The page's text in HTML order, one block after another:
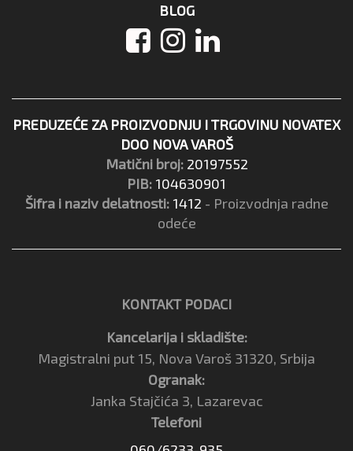
BLOG
PREDUZEĆE ZA PROIZVODNJU I TRGOVINU NOVATEX
DOO NOVA VAROŠ
Matični broj: 20197552
PIB: 104630901
Šifra i naziv delatnosti: 1412 - Proizvodnja radne
odeće
KONTAKT PODACI
Kancelarija i skladište:
Magistralni put 15, Nova Varoš 31320, Srbija
Ogranak:
Janka Stajčića 3, Lazarevac
Telefoni